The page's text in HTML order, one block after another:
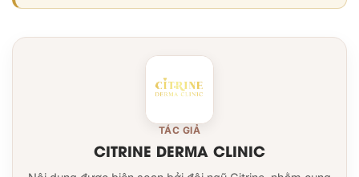
TÁC GIẢ
CITRINE DERMA CLINIC